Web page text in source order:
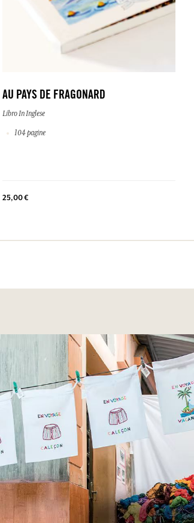
AU PAYS DE FRAGONARD
Libro In Inglese
104 pagine
25,00 €